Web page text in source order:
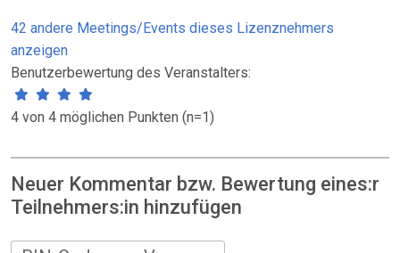
42 andere Meetings/Events dieses Lizenznehmers
anzeigen
Benutzerbewertung des Veranstalters:
4 von 4 möglichen Punkten (n=1)
Neuer Kommentar bzw. Bewertung eines:r
Teilnehmers:in hinzufügen